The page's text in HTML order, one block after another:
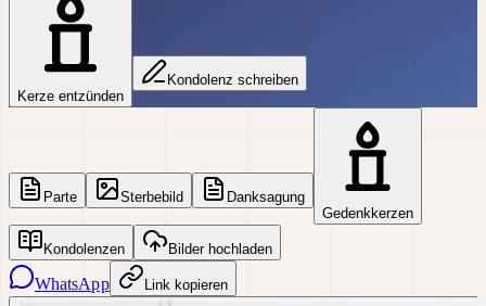
Kerze entzünden
Kondolenz schreiben
Parte Sterbebild
Danksagung
Gedenkkerzen
Kondolenzen Bilder hochladen
WhatsApp Link kopieren